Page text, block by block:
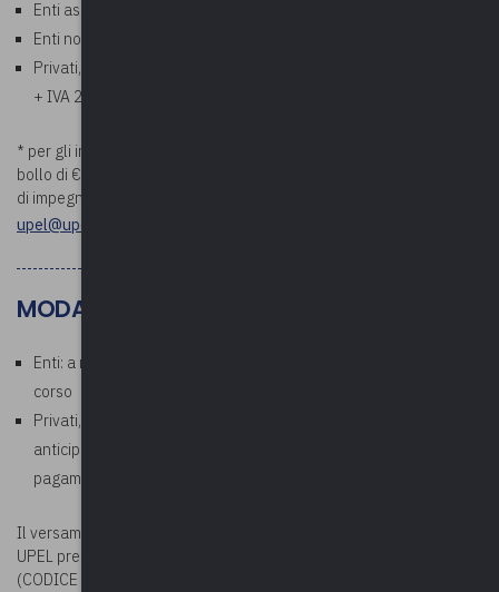
Enti associati: Gratuito
Enti non associati: € 35,00 a persona* (esente IVA)
Privati, aziende, studi professionali: € 42,70 a persona (€ 35,00
+ IVA 22%)
* per gli importi superiori a €. 75,00 verrà addebitata la marca da
bollo di €. 2,00. Si prega di comunicare i riferimenti della determina
di impegno di spesa prima della data di inizio del corso a
upel@upel.va.it
MODALITÀ DI PAGAMENTO
Enti: a ricezione della fattura che verrà emessa al termine del
corso
Privati, aziende, studi professionali: richiesto pagamento
anticipato. In fase di iscrizione corso, allegare la ricevuta di
pagamento
Il versamento della quota potrà essere effettuato sul c/c bancario
UPEL presso BPER BANCA – Via Vittorio Veneto 2 – Varese
(CODICE IBAN: IT78G0538710804000042439240) oppure sul c/c